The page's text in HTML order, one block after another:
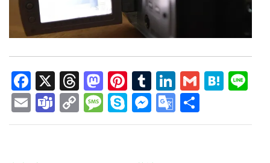
Facebook
X Threads
Mastodon
Pinterest
Tumblr
LinkedIn
Gmail
EmailTeams
Copy
Link
Message
SkypeMessenger
Google
Translate
有